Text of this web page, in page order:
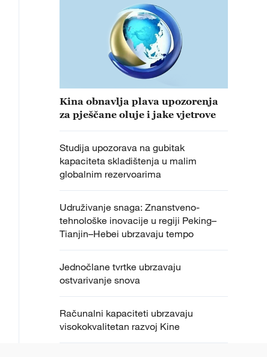
Kina obnavlja plava upozorenja
za pješčane oluje i jake vjetrove
Studija upozorava na gubitak
kapaciteta skladištenja u malim
globalnim rezervoarima
Udruživanje snaga: Znanstveno-
tehnološke inovacije u regiji Peking–
Tianjin–Hebei ubrzavaju tempo
Jednočlane tvrtke ubrzavaju
ostvarivanje snova
Računalni kapaciteti ubrzavaju
visokokvalitetan razvoj Kine